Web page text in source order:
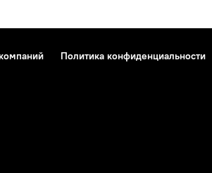
Политика конфиденциальности